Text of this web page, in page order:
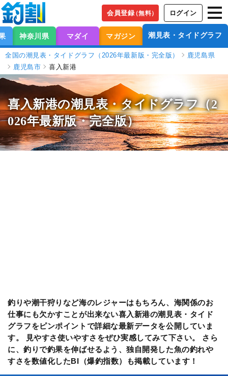
会員登録（無料） ログイン
神奈川県 マダイ マガジン 潮見表・タイドグラフ
全国の潮見表・タイドグラフ（2026年最新版・完全版）
鹿児島県
鹿児島市
喜入新港
喜入新港の潮見表・タイドグラフ（2
026年最新版・完全版）
釣りや潮干狩りなど海のレジャーはもちろん、海関係のお
仕事にも欠かすことが出来ない喜入新港の潮見表・タイド
グラフをピンポイントで詳細な最新データを公開していま
す。 見やすさ使いやすさをぜひ実感してみて下さい。 さら
に、釣りで釣果を伸ばせるよう、独自開発した魚の釣れや
すさを数値化したBI（爆釣指数）も掲載しています！